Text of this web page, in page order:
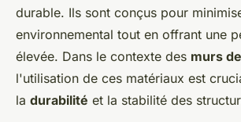
durable. Ils sont conçus pour
environnemental tout en offrant une
élevée. Dans le contexte des murs
l'utilisation de ces matériaux est
la durabilité et la stabilité des